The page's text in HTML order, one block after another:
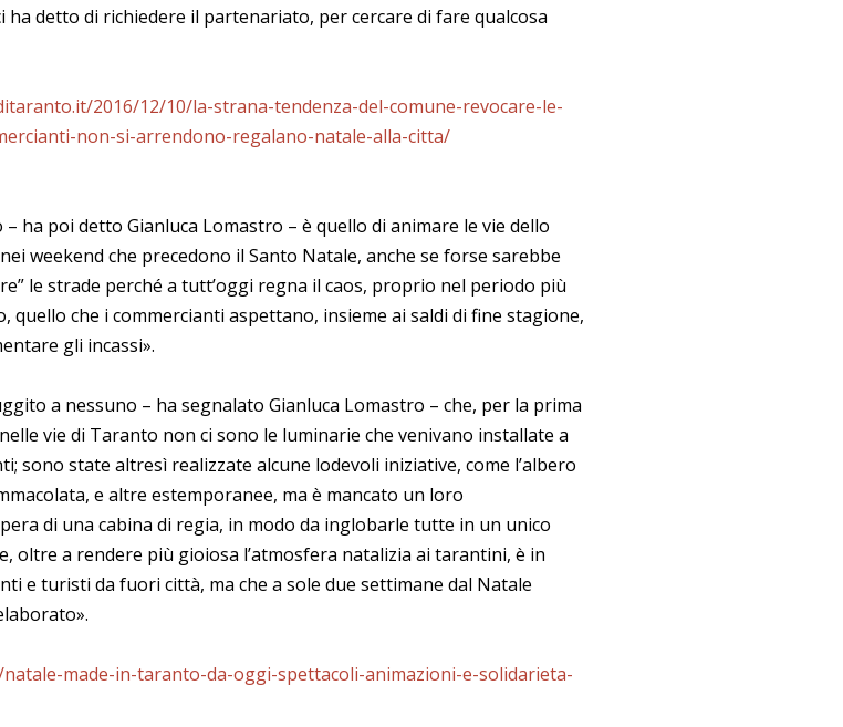
ha detto di richiedere il partenariato, per cercare di fare qualcosa
2016/12/10/la-strana-tendenza-del-comune-revocare-le-
non-si-arrendono-regalano-natale-alla-citta/
ha poi detto Gianluca Lomastro – è quello di animare le vie dello
weekend che precedono il Santo Natale, anche se forse sarebbe
le strade perché a tutt’oggi regna il caos, proprio nel periodo più
quello che i commercianti aspettano, insieme ai saldi di fine stagione,
gli incassi».
a nessuno – ha segnalato Gianluca Lomastro – che, per la prima
vie di Taranto non ci sono le luminarie che venivano installate a
sono state altresì realizzate alcune lodevoli iniziative, come l’albero
e altre estemporanee, ma è mancato un loro
di una cabina di regia, in modo da inglobarle tutte in un unico
oltre a rendere più gioiosa l’atmosfera natalizia ai tarantini, è in
e turisti da fuori città, ma che a sole due settimane dal Natale
made-in-taranto-da-oggi-spettacoli-animazioni-e-solidarieta-